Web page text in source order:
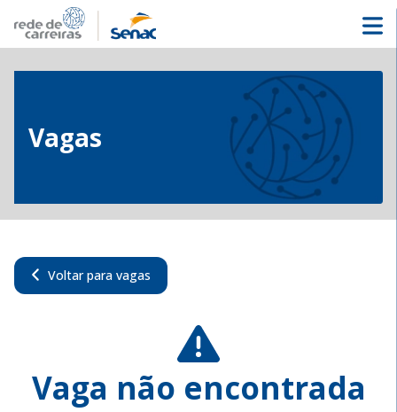
Vagas
Voltar para vagas
Vaga não encontrada